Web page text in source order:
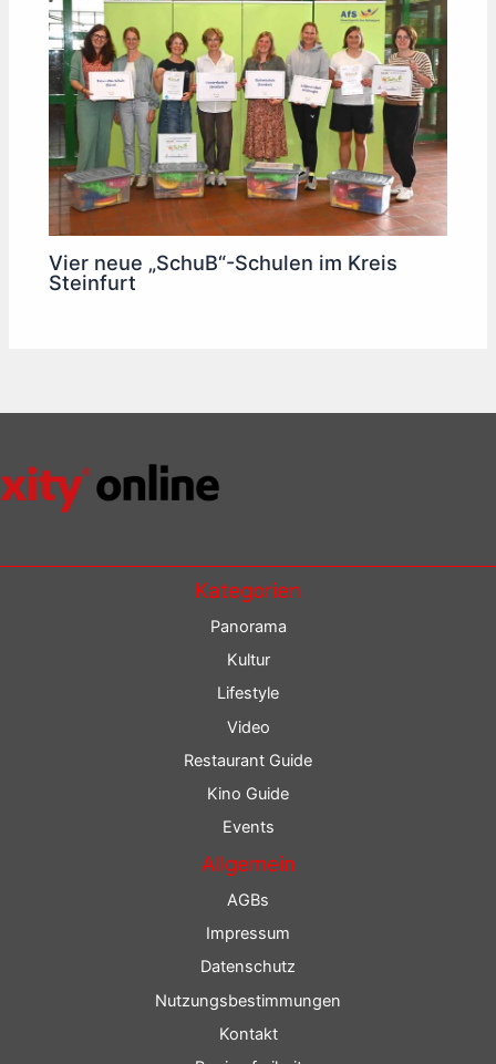
Vier neue „SchuB“-Schulen im Kreis
Steinfurt
Kategorien
Panorama
Kultur
Lifestyle
Video
Restaurant Guide
Kino Guide
Events
Allgemein
AGBs
Impressum
Datenschutz
Nutzungsbestimmungen
Kontakt